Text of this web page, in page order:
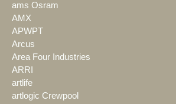
ams Osram
AMX
APWPT
Arcus
Area Four Industries
ARRI
artlife
artlogic Crewpool